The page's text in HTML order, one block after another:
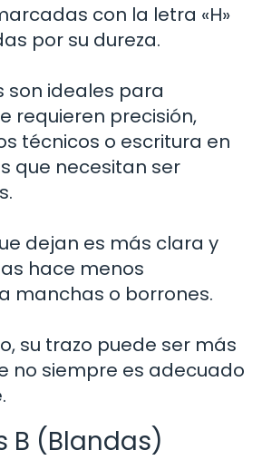
con la letra «H»
por su dureza.
son ideales para
requieren precisión,
técnicos o escritura en
que necesitan ser
dejan es más clara y
hace menos
manchas o borrones.
su trazo puede ser más
no siempre es adecuado
B (Blandas)